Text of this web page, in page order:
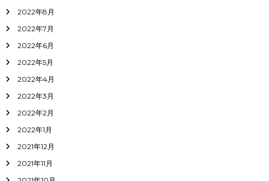
2022年8月
2022年7月
2022年6月
2022年5月
2022年4月
2022年3月
2022年2月
2022年1月
2021年12月
2021年11月